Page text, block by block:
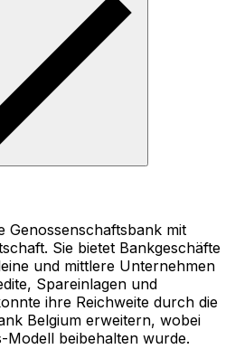
Genossenschaftsbank mit
Sie bietet Bankgeschäfte
und mittlere Unternehmen
Spareinlagen und
ihre Reichweite durch die
Belgium erweitern, wobei
Modell beibehalten wurde.